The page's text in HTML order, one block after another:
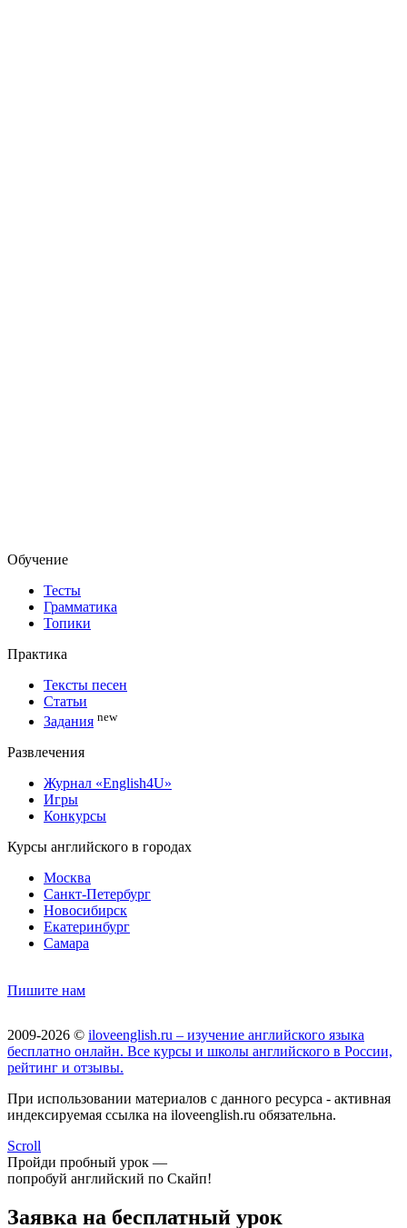
Обучение
Тесты
Грамматика
Топики
Практика
Тексты песен
Статьи
Задания new
Развлечения
Журнал «English4U»
Игры
Конкурсы
Курсы английского в городах
Москва
Санкт-Петербург
Новосибирск
Екатеринбург
Самара
Пишите нам
2009-2026 © iloveenglish.ru – изучение английского языка
бесплатно онлайн. Все курсы и школы английского в России,
рейтинг и отзывы.
При использовании материалов с данного ресурса - активная
индексируемая ссылка на iloveenglish.ru обязательна.
Scroll
Пройди пробный урок —
попробуй английский по Скайп!
Заявка на бесплатный урок